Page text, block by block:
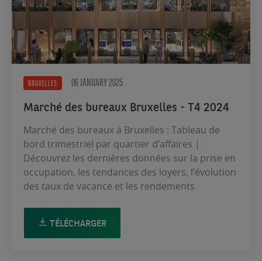
BRUXELLES 06 JANUARY 2025
Marché des bureaux Bruxelles - T4 2024
Marché des bureaux à Bruxelles : Tableau de
bord trimestriel par quartier d’affaires |
Découvrez les dernières données sur la prise en
occupation, les tendances des loyers, l’évolution
des taux de vacance et les rendements
TÉLÉCHARGER